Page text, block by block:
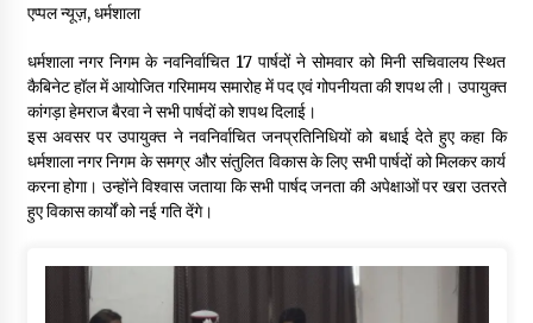
06/08/2026
भ्रष्टाचार से अर्जित संपत्ति जब्त कर गरीबों में बांटेगी हिमाचल सरकार -CM
06/08/2026
नितिन गडकरी से मिले विक्रमादित्य सिंह, हिमाचल की सड़क परियोजनाओं को
06/08/2026
एप्पल न्यूज़, धर्मशाला
धर्मशाला नगर निगम के नवनिर्वाचित 17 पार्षदों ने सोमवार को मिनी सचिवालय स्थित
कैबिनेट हॉल में आयोजित गरिमामय समारोह में पद एवं गोपनीयता की शपथ ली। उपायुक्त
कांगड़ा हेमराज बैरवा ने सभी पार्षदों को शपथ दिलाई।
इस अवसर पर उपायुक्त ने नवनिर्वाचित जनप्रतिनिधियों को बधाई देते हुए कहा कि
धर्मशाला नगर निगम के समग्र और संतुलित विकास के लिए सभी पार्षदों को मिलकर कार्य
करना होगा। उन्होंने विश्वास जताया कि सभी पार्षद जनता की अपेक्षाओं पर खरा उतरते
हुए विकास कार्यों को नई गति देंगे।